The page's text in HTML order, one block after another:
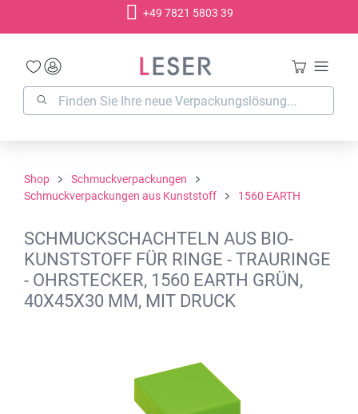
+49 7821 5803 39
Shop
Schmuckverpackungen
Schmuckverpackungen aus Kunststoff
1560 EARTH
SCHMUCKSCHACHTELN AUS BIO-
KUNSTSTOFF FÜR RINGE - TRAURINGE
- OHRSTECKER, 1560 EARTH GRÜN,
40X45X30 MM, MIT DRUCK